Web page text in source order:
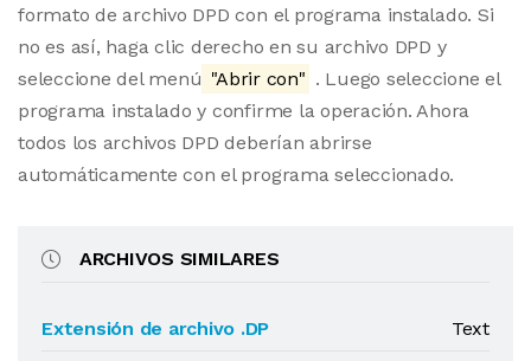
formato de archivo DPD con el programa instalado. Si
no es así, haga clic derecho en su archivo DPD y
seleccione del menú "Abrir con" . Luego seleccione el
programa instalado y confirme la operación. Ahora
todos los archivos DPD deberían abrirse
automáticamente con el programa seleccionado.
ARCHIVOS SIMILARES
Extensión de archivo .DP
Text